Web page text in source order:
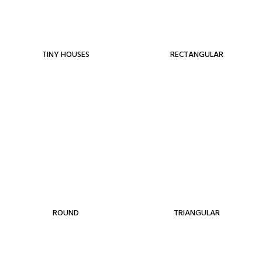
TINY HOUSES RECTANGULAR
ROUND TRIANGULAR